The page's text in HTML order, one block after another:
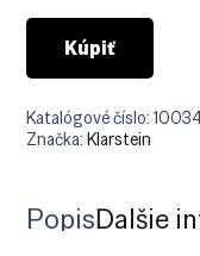
Kúpiť
Katalógové číslo:
Značka:Klarstein
PopisĎalšie